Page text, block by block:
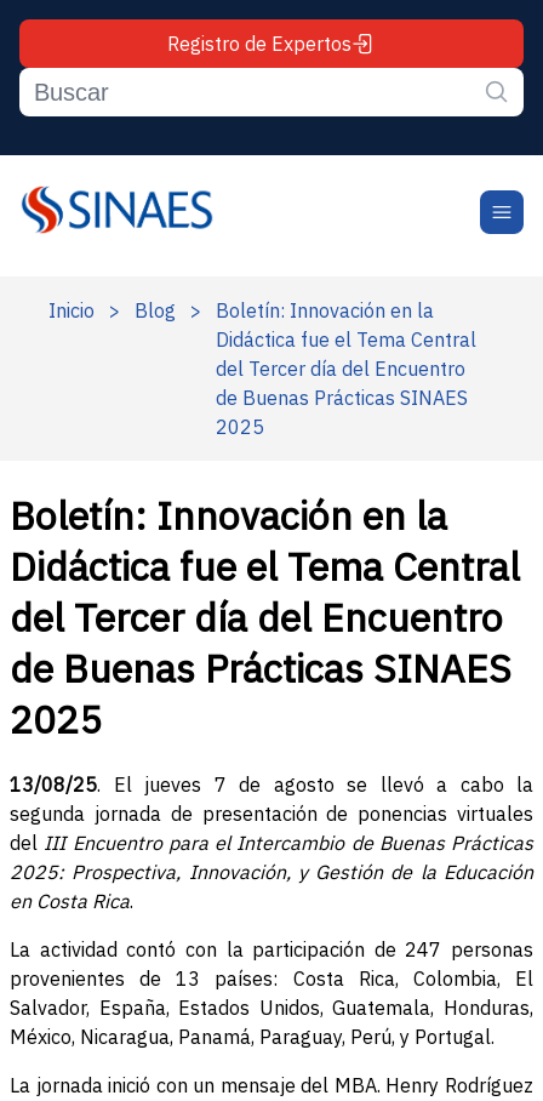
Registro de Expertos
Inicio > Blog >
Boletín: Innovación en la
Didáctica fue el Tema Central
del Tercer día del Encuentro
de Buenas Prácticas SINAES
2025
Boletín: Innovación en la
Didáctica fue el Tema Central
del Tercer día del Encuentro
de Buenas Prácticas SINAES
2025
13/08/25. El jueves 7 de agosto se llevó a cabo la
segunda jornada de presentación de ponencias virtuales
del III Encuentro para el Intercambio de Buenas Prácticas
2025: Prospectiva, Innovación, y Gestión de la Educación
en Costa Rica.
La actividad contó con la participación de 247 personas
provenientes de 13 países: Costa Rica, Colombia, El
Salvador, España, Estados Unidos, Guatemala, Honduras,
México, Nicaragua, Panamá, Paraguay, Perú, y Portugal.
La jornada inició con un mensaje del MBA. Henry Rodríguez